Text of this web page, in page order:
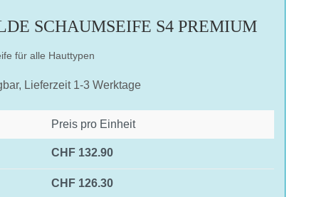
SCHAUMSEIFE S4 PREMIUM
für alle Hauttypen
Lieferzeit 1-3 Werktage
Preis pro Einheit
CHF 132.90
CHF 126.30